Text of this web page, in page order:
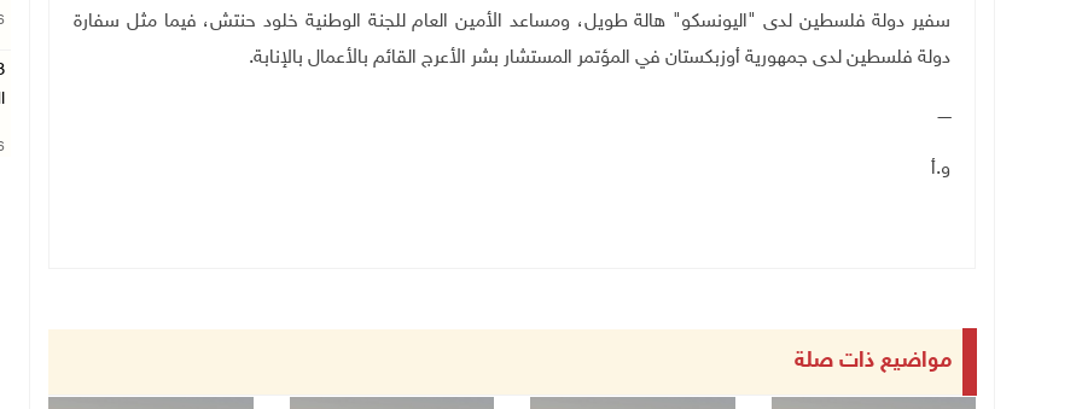
سفير دولة فلسطين لدى "اليونسكو" هالة طويل، ومساعد الأمين العام للجنة الوطنية خلود حنتش، فيما مثل سفارة
دولة فلسطين لدى جمهورية أوزبكستان في المؤتمر المستشار بشر الأعرج القائم بالأعمال بالإنابة.
ـــــ
و.أ
مواضيع ذات صلة